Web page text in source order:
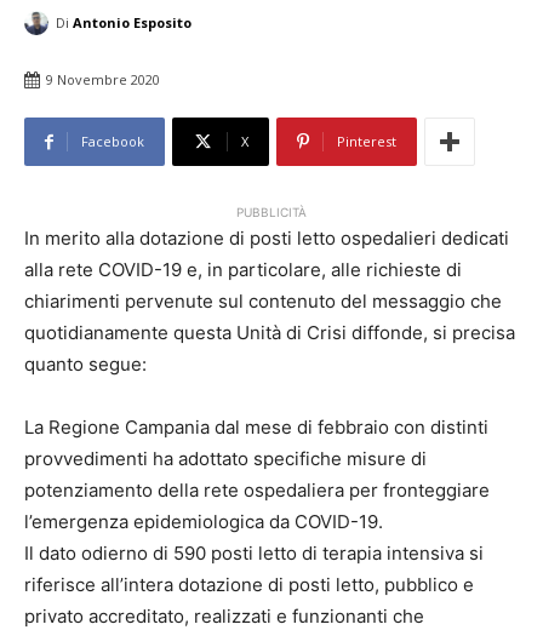
Di Antonio Esposito
9 Novembre 2020
Facebook X Pinterest
PUBBLICITÀ
In merito alla dotazione di posti letto ospedalieri dedicati
alla rete COVID-19 e, in particolare, alle richieste di
chiarimenti pervenute sul contenuto del messaggio che
quotidianamente questa Unità di Crisi diffonde, si precisa
quanto segue:
La Regione Campania dal mese di febbraio con distinti
provvedimenti ha adottato specifiche misure di
potenziamento della rete ospedaliera per fronteggiare
l’emergenza epidemiologica da COVID-19.
Il dato odierno di 590 posti letto di terapia intensiva si
riferisce all’intera dotazione di posti letto, pubblico e
privato accreditato, realizzati e funzionanti che